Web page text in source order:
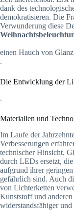
dank des
demokratisieren. Die
Verwunderung diese
einen Hauch von
.
Die Entwicklung der
.
Materialien und
Im Laufe der
Verbesserungen
technischer Hinsicht.
durch LEDs ersetzt,
aufgrund ihrer
gefährlich sind. Auch
von Lichterketten
Kunststoff und
widerstandsfähiger